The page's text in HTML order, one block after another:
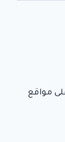
مواقع